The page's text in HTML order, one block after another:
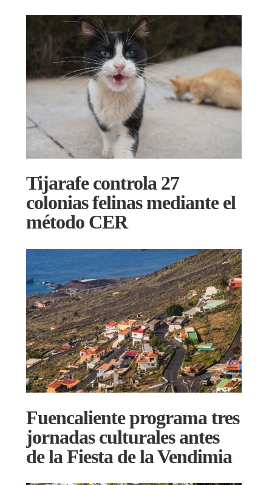
Tijarafe controla 27
colonias felinas mediante el
método CER
Fuencaliente programa tres
jornadas culturales antes
de la Fiesta de la Vendimia